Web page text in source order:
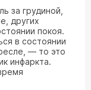
за грудиной,
других
покоя.
в состоянии
— то это
инфаркта.